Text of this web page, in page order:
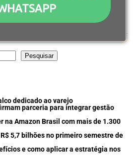
Pesquisar
dedicado ao varejo
parceria para integrar gestão
na Amazon Brasil com mais de 1.300
5,7 bilhões no primeiro semestre de
e como aplicar a estratégia nos